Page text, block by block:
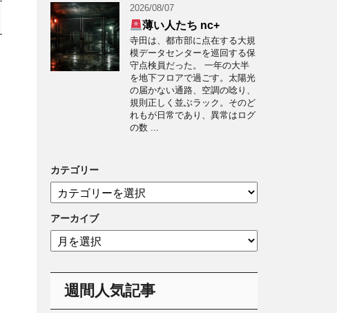
2026/08/07
薄い人たち nc+
寺田は、都市部に点在する大規
模データセンターを巡回する保
守点検員だった。 一年の大半
を地下フロアで過ごす。太陽光
の届かない通路、空調の唸り、
規則正しく並ぶラック。そのど
れもが日常であり、異常はログ
の数 ...
カテゴリー
テ
ゴ
リ
ー
アーカイブ
ア
ー
週間人気記事